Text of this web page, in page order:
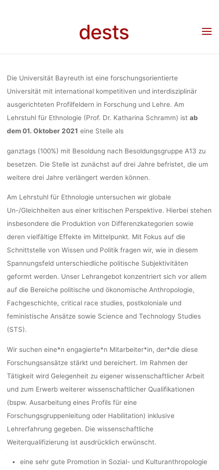
dests
(M/W/D)
ASSOCIATE
AN DER
Stellenangebot: Akademischer Rat/Akademische Rätin auf
Die Universität Bayreuth ist eine forschungsorientierte
Universität mit international kompetitiven und interdisziplinär
ausgerichteten Profilfeldern in Forschung und Lehre. Am
Lehrstuhl für Ethnologie (Prof. Dr. Katharina Schramm) ist ab
dem 01. Oktober 2021 eine Stelle als
ganztags (100%) mit Besoldung nach Besoldungsgruppe A13 zu
besetzen. Die Stelle ist zunächst auf drei Jahre befristet, die um
weitere drei Jahre verlängert werden können.
Am Lehrstuhl für Ethnologie untersuchen wir globale
Un-/Gleichheiten aus einer kritischen Perspektive. Hierbei stehen
insbesondere die Produktion von Differenzkategorien sowie
deren vielfältige Effekte im Mittelpunkt. Mit Fokus auf die
Schnittstelle von Wissen und Politik fragen wir, wie in diesem
Spannungsfeld unterschiedliche politische Subjektivitäten
geformt werden. Unser Lehrangebot konzentriert sich vor allem
auf die Bereiche politische und ökonomische Anthropologie,
Fachgeschichte, critical race studies, postkoloniale und
feministische Ansätze sowie Science and Technology Studies
(STS).
Wir suchen eine*n engagierte*n Mitarbeiter*in, der*die diese
Forschungsansätze stärkt und bereichert. Im Rahmen der
Tätigkeit wird Gelegenheit zu eigener wissenschaftlicher Arbeit
und zum Erwerb weiterer wissenschaftlicher Qualifikationen
(bspw. Ausarbeitung eines Profils für eine
Forschungsgruppenleitung oder Habilitation) inklusive
Lehrerfahrung gegeben. Die wissenschaftliche
Weiterqualifizierung ist ausdrücklich erwünscht.
eine sehr gute Promotion in Sozial- und Kulturanthropologie